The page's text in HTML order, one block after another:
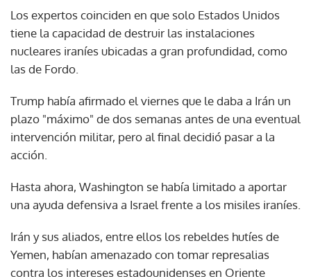
Los expertos coinciden en que solo Estados Unidos
tiene la capacidad de destruir las instalaciones
nucleares iraníes ubicadas a gran profundidad, como
las de Fordo.
Trump había afirmado el viernes que le daba a Irán un
plazo "máximo" de dos semanas antes de una eventual
intervención militar, pero al final decidió pasar a la
acción.
Hasta ahora, Washington se había limitado a aportar
una ayuda defensiva a Israel frente a los misiles iraníes.
Irán y sus aliados, entre ellos los rebeldes hutíes de
Yemen, habían amenazado con tomar represalias
contra los intereses estadounidenses en Oriente